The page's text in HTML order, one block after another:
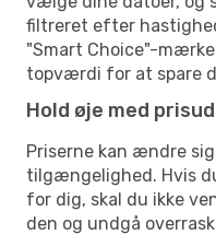
filtreret efter
"Smart Choice"-
topværdi for at spare
Hold øje med
Priserne kan ændre
tilgængelighed. Hvis
for dig, skal du ikke
den og undgå